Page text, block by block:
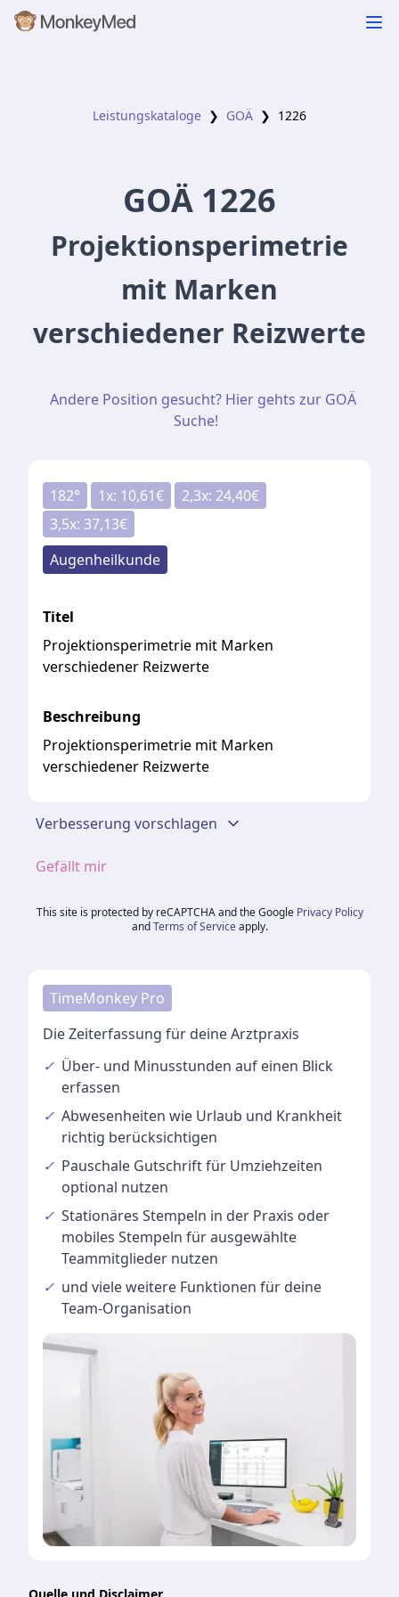
Leistungskataloge ❯ GOÄ ❯ 1226
GOÄ 1226
Projektionsperimetrie
mit Marken
verschiedener Reizwerte
Andere Position gesucht? Hier gehts zur GOÄ
Suche!
182° 1x: 10,61€ 2,3x: 24,40€
3,5x: 37,13€
Augenheilkunde
Titel
Projektionsperimetrie mit Marken
verschiedener Reizwerte
Beschreibung
Projektionsperimetrie mit Marken
verschiedener Reizwerte
Verbesserung vorschlagen
Gefällt mir
This site is protected by reCAPTCHA and the Google Privacy Policy
and Terms of Service apply.
TimeMonkey Pro
Die Zeiterfassung für deine Arztpraxis
✓ Über- und Minusstunden auf einen Blick
erfassen
✓ Abwesenheiten wie Urlaub und Krankheit
richtig berücksichtigen
✓ Pauschale Gutschriftfür Umziehzeiten
optional nutzen
✓ Stationäres Stempeln in der Praxis oder
mobiles Stempeln für ausgewählte
Teammitglieder nutzen
✓ und vieleweitere Funktionen für deine
Team-Organisation